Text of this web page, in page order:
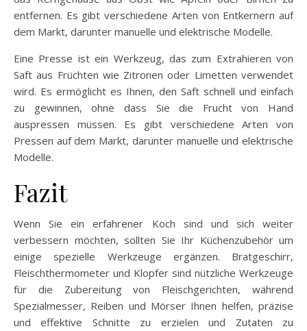
entfernen. Es gibt verschiedene Arten von Entkernern auf
dem Markt, darunter manuelle und elektrische Modelle.
Eine Presse ist ein Werkzeug, das zum Extrahieren von
Saft aus Früchten wie Zitronen oder Limetten verwendet
wird. Es ermöglicht es Ihnen, den Saft schnell und einfach
zu gewinnen, ohne dass Sie die Frucht von Hand
auspressen müssen. Es gibt verschiedene Arten von
Pressen auf dem Markt, darunter manuelle und elektrische
Modelle.
Fazit
Wenn Sie ein erfahrener Koch sind und sich weiter
verbessern möchten, sollten Sie Ihr Küchenzubehör um
einige spezielle Werkzeuge ergänzen. Bratgeschirr,
Fleischthermometer und Klopfer sind nützliche Werkzeuge
für die Zubereitung von Fleischgerichten, während
Spezialmesser, Reiben und Mörser Ihnen helfen, präzise
und effektive Schnitte zu erzielen und Zutaten zu